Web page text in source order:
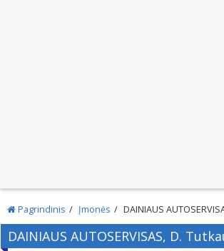
Pagrindinis Įmonės DAINIAUS
DAINIAUS AUTOSERVISAS, D.